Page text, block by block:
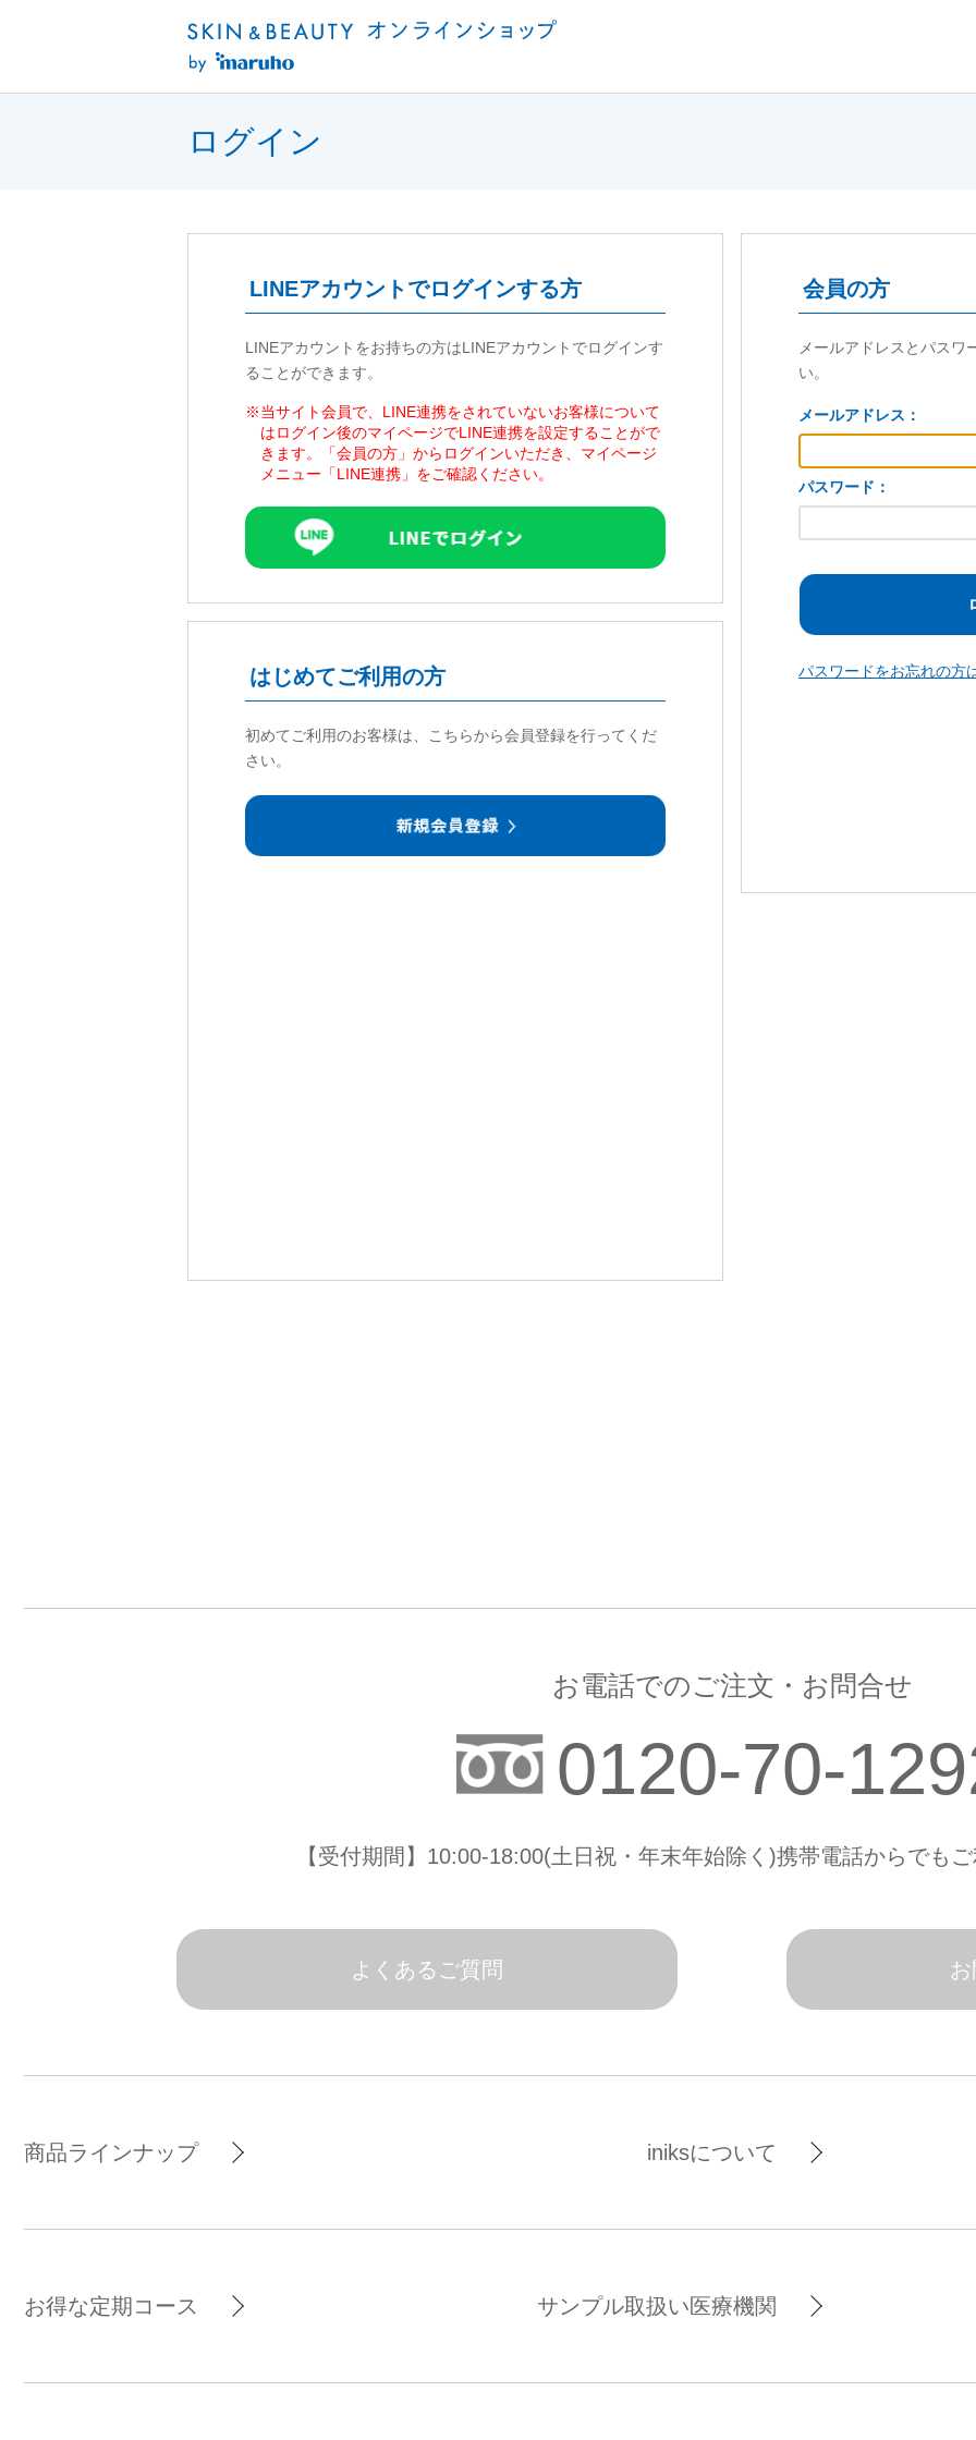
ログイン
会員の方
メールアドレスとパスワ
い。
メールアドレス：
パスワード：
パスワードをお忘れの方
LINEアカウントでログインする方
LINEアカウントをお持ちの方はLINEアカウントでログインす
ることができます。
※当サイト会員で、LINE連携をされていないお客様について
はログイン後のマイページでLINE連携を設定することがで
きます。「会員の方」からログインいただき、マイページ
メニュー「LINE連携」をご確認ください。
はじめてご利用の方
初めてご利用のお客様は、こちらから会員登録を行ってくだ
さい。
お電話でのご注文・お問合せ
0120-70-
【受付期間】10:00-18:00(土日祝・年末年始除く)携帯電話からでも
よくあるご質問
商品ラインナップ iniksについて
お得な定期コース サンプル取扱い医療機関